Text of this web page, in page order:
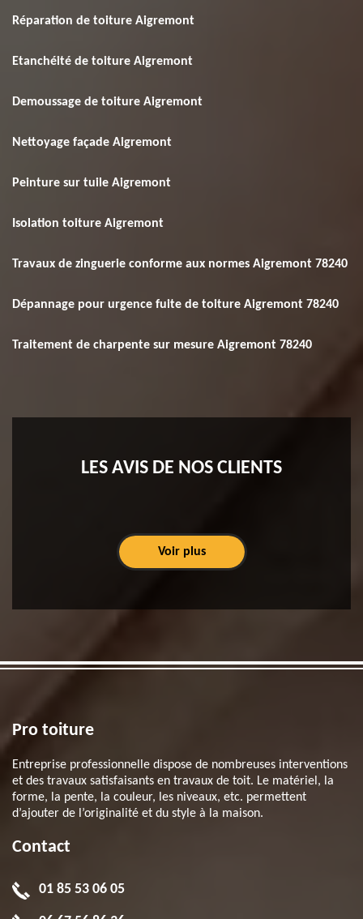
Réparation de toiture Aigremont
Etanchéité de toiture Aigremont
Demoussage de toiture Aigremont
Nettoyage façade Aigremont
Peinture sur tuile Aigremont
Isolation toiture Aigremont
Travaux de zinguerie conforme aux normes Aigremont 78240
Dépannage pour urgence fuite de toiture Aigremont 78240
Traitement de charpente sur mesure Aigremont 78240
LES AVIS DE NOS CLIENTS
Voir plus
Pro toiture
Entreprise professionnelle dispose de nombreuses interventions
et des travaux satisfaisants en travaux de toit. Le matériel, la
forme, la pente, la couleur, les niveaux, etc. permettent
d’ajouter de l’originalité et du style à la maison.
Contact
01 85 53 06 05